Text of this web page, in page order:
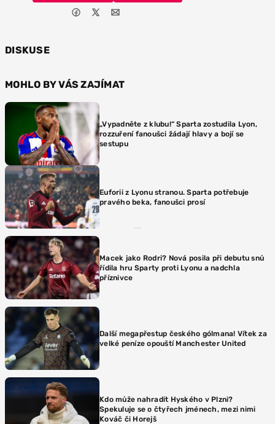
DISKUSE
MOHLO BY VÁS ZAJÍMAT
„Vypadněte z klubu!“ Sparta zostudila Lyon,
rozzuření fanoušci žádají hlavy a bojí se
sestupu
Euforii z Lyonu stranou. Sparta potřebuje
pravého beka, fanoušci prosí
Macek jako Rodri? Nová posila při debutu snů
řídila hru Sparty proti Lyonu a nadchla
příznivce
Další megapřestup českého gólmana! Vítek za
velké peníze opouští Manchester United
Kdo může nahradit Hyského v Plzni?
Spekuluje se o čtyřech jménech, mezi nimi
Kováč či Horejš